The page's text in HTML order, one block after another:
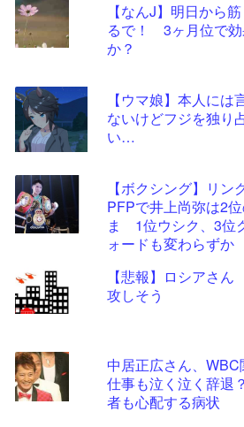
【なんJ】明日から
るで！ 3ヶ月位で効
か？
【ウマ娘】本人には
ないけどフジを独り
い…
【ボクシング】リン
PFPで井上尚弥は2位
ま 1位ウシク、3位
ォードも変わらずか
【悲報】ロシアさ
攻しそう
中居正広さん、WBC
仕事も泣く泣く辞
者も心配する病状
更新
ツー